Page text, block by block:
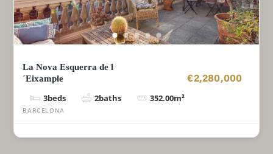
La Nova Esquerra de l
´Eixample
€2,280,000
3beds 2baths 352.00m²
BARCELONA